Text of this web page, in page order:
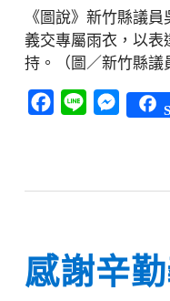
《圖說》新竹縣議
義交專屬雨衣，以表
持。（圖／新竹縣議
Facebook
Line
感謝辛